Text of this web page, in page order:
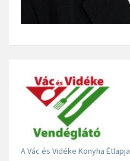
A Vác és Vidéke Konyha Étlapja